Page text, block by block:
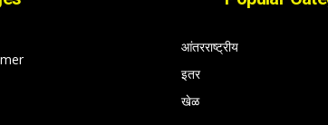
आंतरराष्ट्रीय
इतर
खेळ